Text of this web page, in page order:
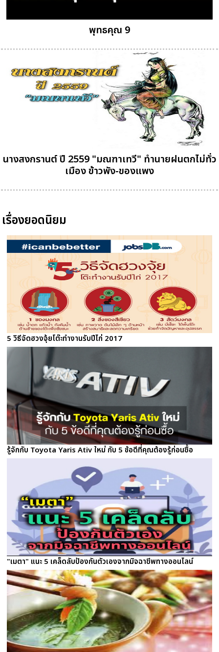
พุทธคุณ 9
นางสงกรานต์ ปี 2559 "มณฑาเทวี" ทำนายฝนตกไม่ทั่ว
เมือง ข้าวพัง-ของแพง
เรื่องยอดนิยม
5 วิธีจัดฮวงจุ้ยโต๊ะทำงานรับปีไก่ 2017
รู้จักกับ Toyota Yaris Ativ ใหม่ กับ 5 ข้อดีที่คุณต้องรู้ก่อนซื้อ
"เมตา" แนะ 5 เคล็ดลับป้องกันตัวเองจากมิจฉาชีพทางออนไลน์